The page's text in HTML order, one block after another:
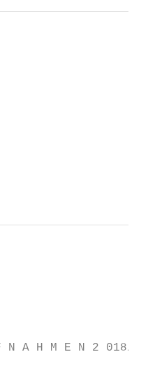
A H M E N 2 018/2